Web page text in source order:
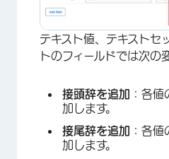
テキスト値、テキストセ
トのフィールドでは次の
接頭辞を追加 ：各
加します。
接尾辞を追加 ：各
加します。